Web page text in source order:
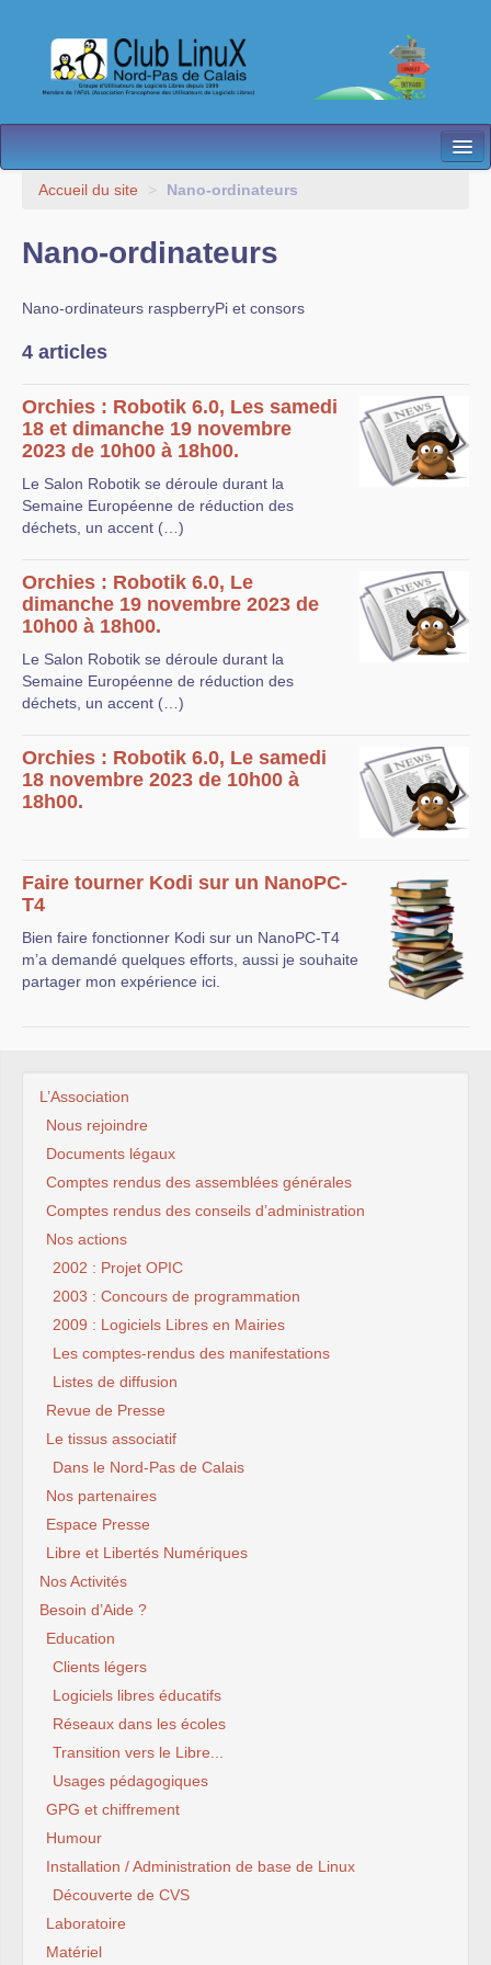
L’Association
Contact
Les antennes
Espace membres
Accueil du site > Nano-ordinateurs
Nano-ordinateurs
Nano-ordinateurs raspberryPi et consors
4 articles
Orchies : Robotik 6.0, Les samedi
18 et dimanche 19 novembre
2023 de 10h00 à 18h00.
Le Salon Robotik se déroule durant la
Semaine Européenne de réduction des
déchets, un accent (…)
Orchies : Robotik 6.0, Le
dimanche 19 novembre 2023 de
10h00 à 18h00.
Le Salon Robotik se déroule durant la
Semaine Européenne de réduction des
déchets, un accent (…)
Orchies : Robotik 6.0, Le samedi
18 novembre 2023 de 10h00 à
18h00.
Faire tourner Kodi sur un NanoPC-
T4
Bien faire fonctionner Kodi sur un NanoPC-T4
m’a demandé quelques efforts, aussi je souhaite
partager mon expérience ici.
L’Association
Nous rejoindre
Documents légaux
Comptes rendus des assemblées générales
Comptes rendus des conseils d’administration
Nos actions
2002 : Projet OPIC
2003 : Concours de programmation
2009 : Logiciels Libres en Mairies
Les comptes-rendus des manifestations
Listes de diffusion
Revue de Presse
Le tissus associatif
Dans le Nord-Pas de Calais
Nos partenaires
Espace Presse
Libre et Libertés Numériques
Nos Activités
Besoin d’Aide ?
Education
Clients légers
Logiciels libres éducatifs
Réseaux dans les écoles
Transition vers le Libre...
Usages pédagogiques
GPG et chiffrement
Humour
Installation / Administration de base de Linux
Découverte de CVS
Laboratoire
Matériel